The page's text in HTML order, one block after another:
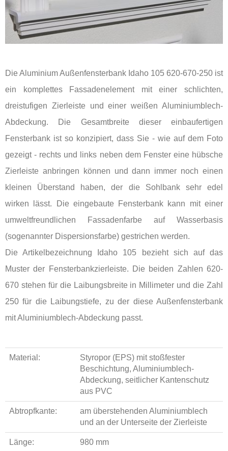
Die Aluminium Außenfensterbank Idaho 105 620-670-250 ist
ein komplettes Fassadenelement mit einer schlichten,
dreistufigen Zierleiste und einer weißen Aluminiumblech-
Abdeckung. Die Gesamtbreite dieser einbaufertigen
Fensterbank ist so konzipiert, dass Sie - wie auf dem Foto
gezeigt - rechts und links neben dem Fenster eine hübsche
Zierleiste anbringen können und dann immer noch einen
kleinen Überstand haben, der die Sohlbank sehr edel
wirken lässt. Die eingebaute Fensterbank kann mit einer
umweltfreundlichen Fassadenfarbe auf Wasserbasis
(sogenannter Dispersionsfarbe) gestrichen werden.
Die Artikelbezeichnung Idaho 105 bezieht sich auf das
Muster der Fensterbankzierleiste. Die beiden Zahlen 620-
670 stehen für die Laibungsbreite in Millimeter und die Zahl
250 für die Laibungstiefe, zu der diese Außenfensterbank
mit Aluminiumblech-Abdeckung passt.
Material:
Styropor (EPS) mit stoßfester
Beschichtung, Aluminiumblech-
Abdeckung, seitlicher Kantenschutz
aus PVC
Abtropfkante:
am überstehenden Aluminiumblech
und an der Unterseite der Zierleiste
Länge: 980 mm